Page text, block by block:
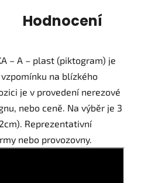
Hodnocení
– A – plast (piktogram) je
na blízkého
je v provedení nerezové
nebo ceně. Na výběr je 3
Reprezentativní
nebo provozovny.